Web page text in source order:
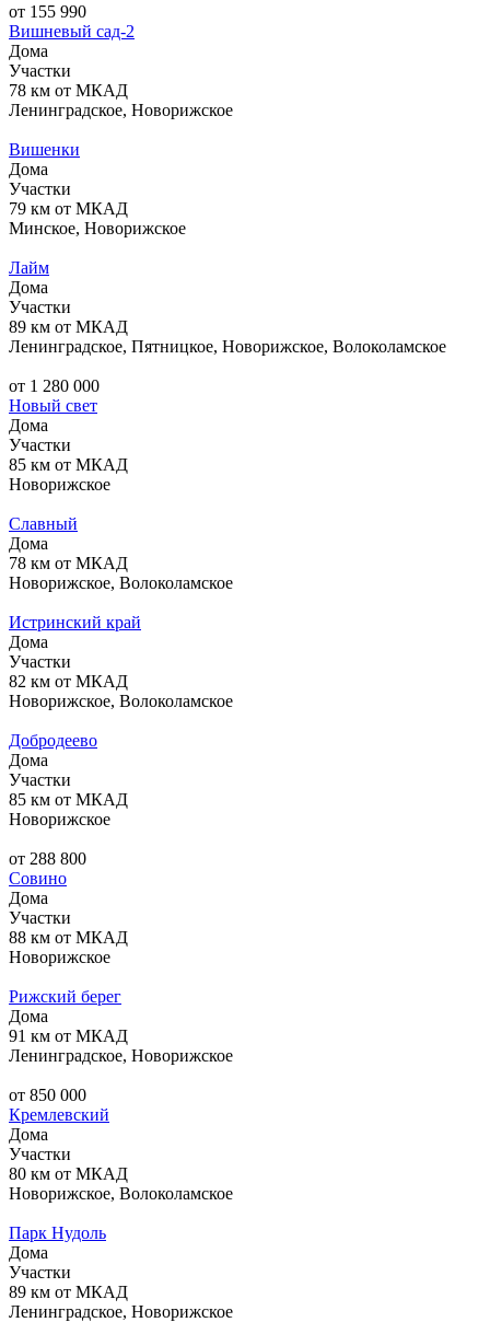
от 155 990
Вишневый сад-2
Дома
Участки
78 км от МКАД
Ленинградское, Новорижское
Вишенки
Дома
Участки
79 км от МКАД
Минское, Новорижское
Лайм
Дома
Участки
89 км от МКАД
Ленинградское, Пятницкое, Новорижское, Волоколамское
от 1 280 000
Новый свет
Дома
Участки
85 км от МКАД
Новорижское
Славный
Дома
78 км от МКАД
Новорижское, Волоколамское
Истринский край
Дома
Участки
82 км от МКАД
Новорижское, Волоколамское
Добродеево
Дома
Участки
85 км от МКАД
Новорижское
от 288 800
Совино
Дома
Участки
88 км от МКАД
Новорижское
Рижский берег
Дома
91 км от МКАД
Ленинградское, Новорижское
от 850 000
Кремлевский
Дома
Участки
80 км от МКАД
Новорижское, Волоколамское
Парк Нудоль
Дома
Участки
89 км от МКАД
Ленинградское, Новорижское